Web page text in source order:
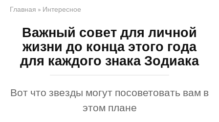
Главная » Интересное
Важный совет для личной
жизни до конца этого года
для каждого знака Зодиака
Вот что звезды могут посоветовать вам в
этом плане